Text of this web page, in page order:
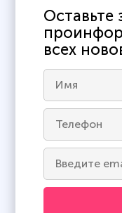
Оставьте
всех